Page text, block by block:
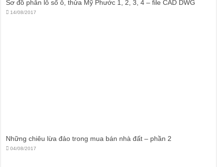
Sơ đồ phân lô số ô, thửa Mỹ Phước 1, 2, 3, 4 – file CAD DWG
14/08/2017
Những chiêu lừa đảo trong mua bán nhà đất – phần 2
04/08/2017